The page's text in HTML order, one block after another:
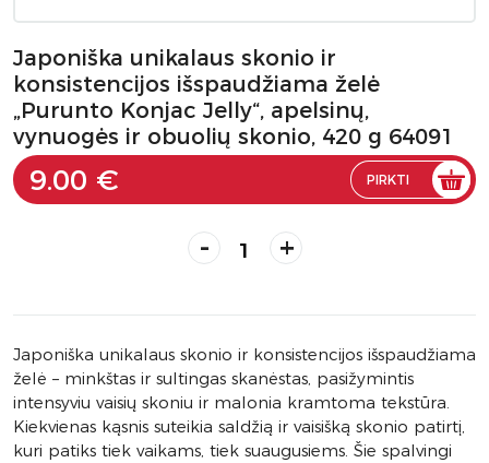
Japoniška unikalaus skonio ir
konsistencijos išspaudžiama želė
„Purunto Konjac Jelly“, apelsinų,
vynuogės ir obuolių skonio, 420 g 64091
9.00 € PIRKTI
- +
Japoniška unikalaus skonio ir konsistencijos išspaudžiama
želė – minkštas ir sultingas skanėstas, pasižymintis
intensyviu vaisių skoniu ir malonia kramtoma tekstūra.
Kiekvienas kąsnis suteikia saldžią ir vaisišką skonio patirtį,
kuri patiks tiek vaikams, tiek suaugusiems. Šie spalvingi